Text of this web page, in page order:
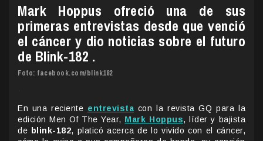
Mark Hoppus ofreció una de sus
primeras entrevistas desde que venció
el cáncer y dio noticias sobre el futuro
de Blink-182 .
Foto: facebook.com/blink182
En una reciente entrevista con la revista GQ para la
edición Men Of The Year, Mark Hoppus, líder y bajista
de blink-182, platicó acerca de lo vivido con el cáncer,